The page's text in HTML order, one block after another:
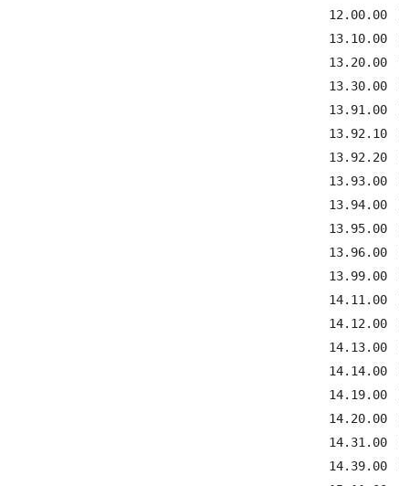
12.00.00
13.10.00
13.20.00
13.30.00
13.91.00
13.92.10
13.92.20
13.93.00
13.94.00
13.95.00
13.96.00
13.99.00
14.11.00
14.12.00
14.13.00
14.14.00
14.19.00
14.20.00
14.31.00
14.39.00